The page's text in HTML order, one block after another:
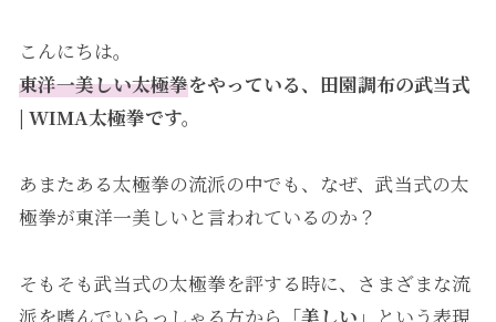
こんにちは。
東洋一美しい太極拳をやっている、田園調布の武当式
| WIMA太極拳です。
あまたある太極拳の流派の中でも、なぜ、武当式の太
極拳が東洋一美しいと言われているのか？
そもそも武当式の太極拳を評する時に、さまざまな流